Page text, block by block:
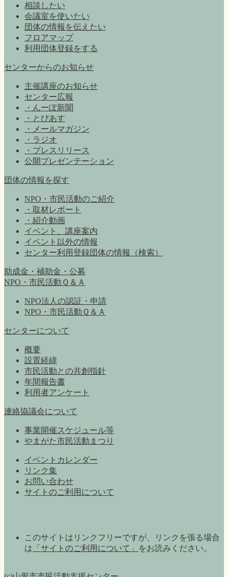
相談したい
会議室を使いたい
団体の情報を伝えたい
フロアマップ
利用団体登録をする
センターからのお知らせ
主催講座のお知らせ
センター広報
・んーぽ新聞
・とぴあす
・メールマガジン
・ラジオ
・プレスリリース
公開プレゼンテーション
団体の情報を探す
NPO・市民活動のご紹介
・取材レポート
・紹介動画
イベント、講座案内
イベント以外の情報
センター利用登録団体の情報（検索）
助成金・補助金・公募
NPO・市民活動Ｑ＆Ａ
NPO法人の認証・申請
NPO・市民活動Ｑ＆Ａ
センターについて
概要
設置経緯
市民活動との共創指針
年間報告書
利用者アンケート
連絡協議会について
事業開催スケジュール等
やまがた市民活動まつり
イベントカレンダー
リンク集
お問い合わせ
サイトのご利用について
このサイトはリンクフリーですが、リンクを張る場合
は 「サイトのご利用について」 をお読みください。